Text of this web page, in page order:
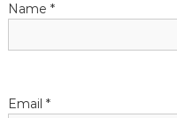
i
o
n
Name *
Email *